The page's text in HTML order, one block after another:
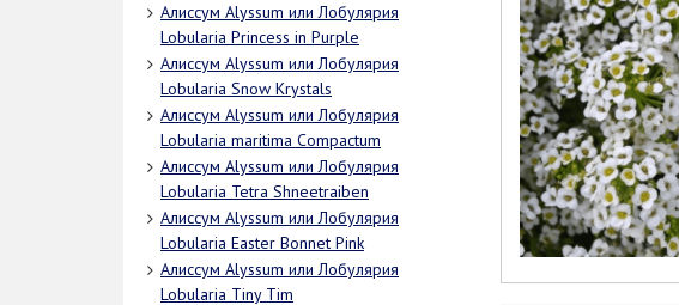
Алиссум Alyssum или Лобулярия
Lobularia Princess in Purple
Алиссум Alyssum или Лобулярия
Lobularia Snow Krystals
Алиссум Alyssum или Лобулярия
Lobularia maritima Compactum
Алиссум Alyssum или Лобулярия
Lobularia Tetra Shneetraiben
Алиссум Alyssum или Лобулярия
Lobularia Easter Bonnet Pink
Алиссум Alyssum или Лобулярия
Lobularia Tiny Tim